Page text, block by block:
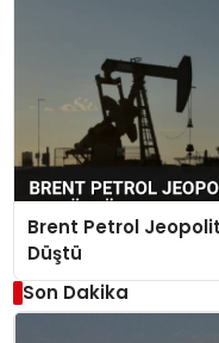
Brent Petrol
Düştü
Son Dakika